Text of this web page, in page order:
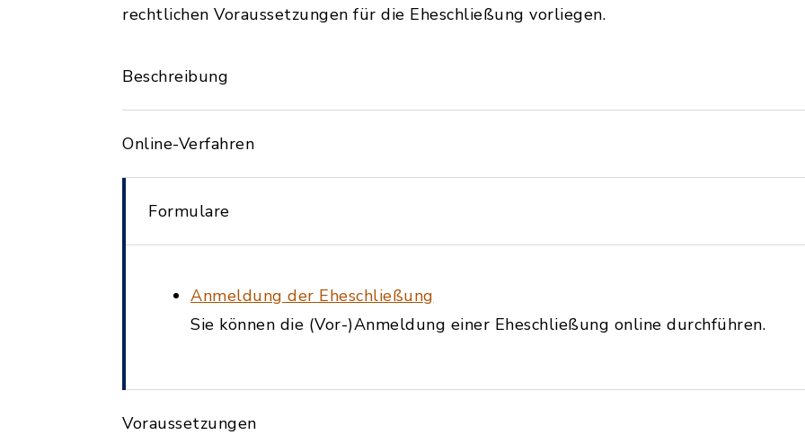
rechtlichen Voraussetzungen für die Eheschließung vorliegen.
Beschreibung
Online-Verfahren
Formulare
Anmeldung der Eheschließung
Sie können die (Vor-)Anmeldung einer Eheschließung online durchführen.
Voraussetzungen